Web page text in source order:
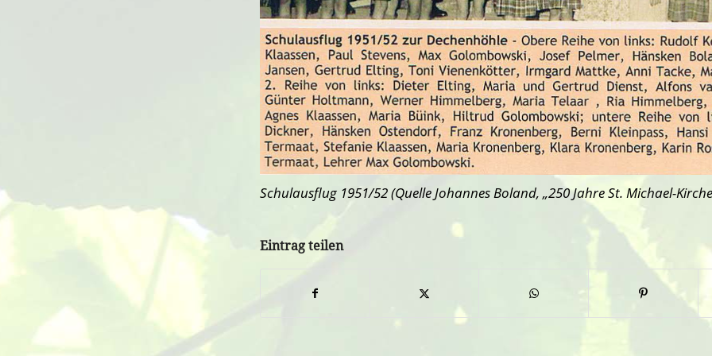
Schulausflug 1951/52 (Quelle Johannes Boland, „250 Jahre St. Michael-
Eintrag teilen